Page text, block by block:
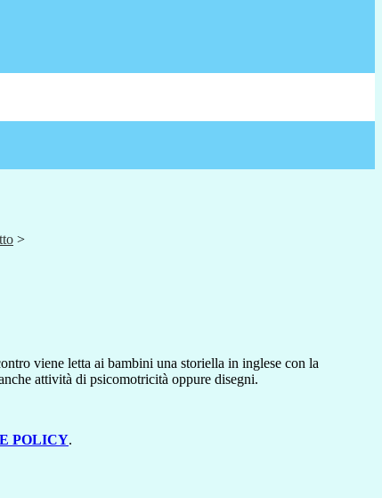
>
viene letta ai bambini una storiella in inglese con la
attività di psicomotricità oppure disegni.
POLICY.